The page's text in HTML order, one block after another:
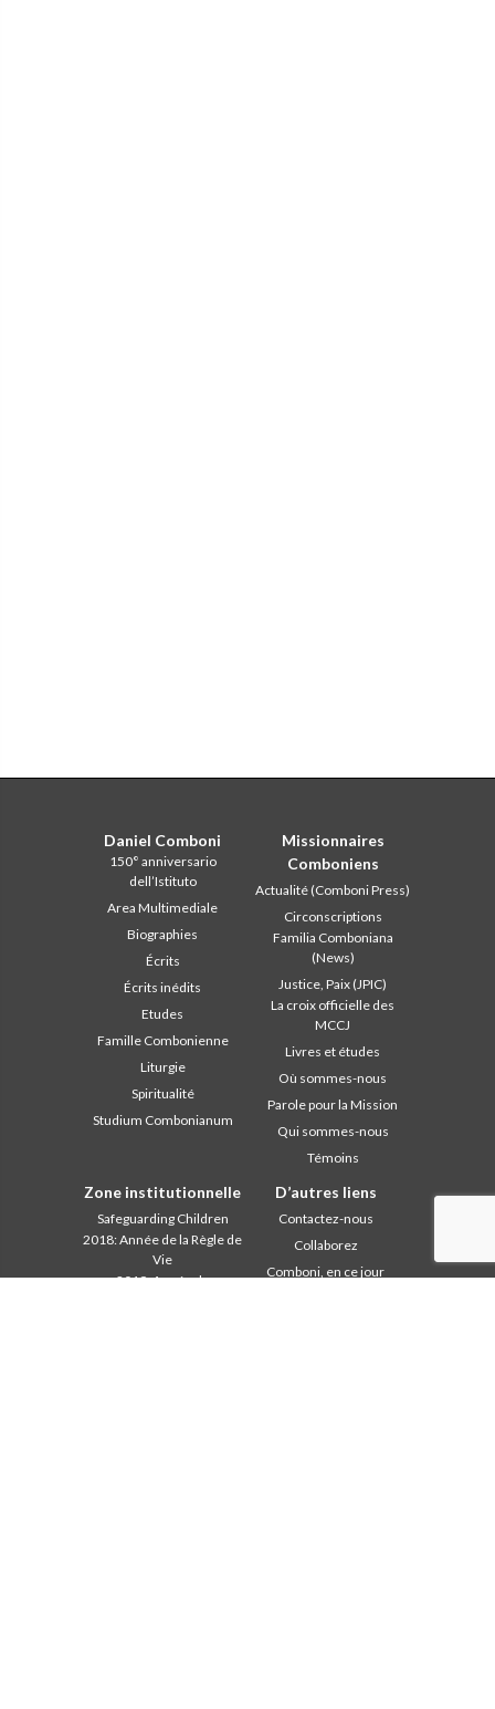
Daniel Comboni
150° anniversario
dell’Istituto
Area Multimediale
Biographies
Écrits
Écrits inédits
Etudes
Famille Combonienne
Liturgie
Spiritualité
Studium Combonianum
Missionnaires
Comboniens
Actualité (Comboni Press)
Circonscriptions
Familia Comboniana
(News)
Justice, Paix (JPIC)
La croix officielle des
MCCJ
Livres et études
Où sommes-nous
Parole pour la Mission
Qui sommes-nous
Témoins
Zone institutionnelle
Safeguarding Children
2018: Année de la Règle de
Vie
2019: Année de
D’autres liens
Contactez-nous
Collaborez
Comboni, en ce jour